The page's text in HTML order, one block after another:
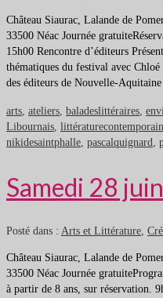
Château Siaurac, Lalande de
33500 Néac Journée
15h00 Rencontre d’éditeurs
thématiques du festival avec
des éditeurs de Nouvelle-
arts, ateliers, baladeslittéraires,
Libournais,
nikidesaintphalle, pascalquignard,
Samedi 28
Posté dans : Arts et Littérature,
Château Siaurac, Lalande de
33500 Néac Journée
à partir de 8 ans, sur réservation.